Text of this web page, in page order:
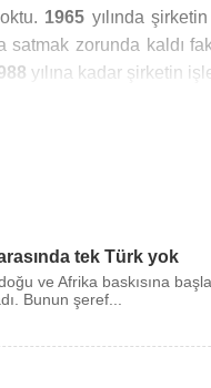
1965 yılında
satmak zorunda kaldı
yılına kadar şirketin
tek Türk yok
ve Afrika baskısına
Bunun şeref...